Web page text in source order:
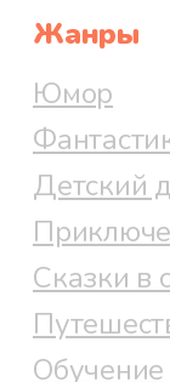
Жанры
Юмор
Детский
Сказки в
Обучение